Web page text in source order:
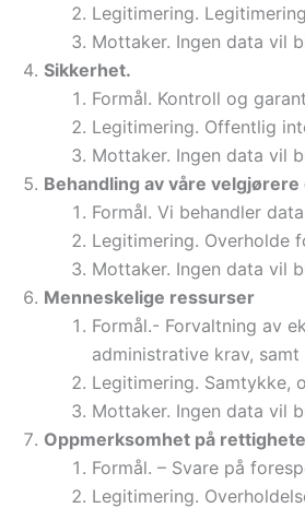
Legitimering.
Mottaker. Ingen data vil
Sikkerhet.
Formål. Kontroll og
Legitimering. Offentlig
Mottaker. Ingen data vil
Behandling av våre
Formål. Vi behandler
Legitimering. Overholde
Mottaker. Ingen data vil
Menneskelige ressurser
Formål.- Forvaltning av
administrative krav,
Legitimering. Samtykke,
Mottaker. Ingen data vil
Oppmerksomhet på
Formål. – Svare på
Legitimering.